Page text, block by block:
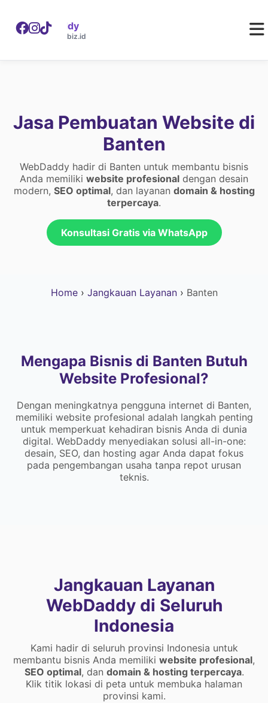
W WebDaddy
webdaddy.biz.id
Jasa Pembuatan Website di
Banten
WebDaddy hadir di Banten untuk membantu bisnis
Anda memiliki website profesional dengan desain
modern, SEO optimal, dan layanan domain & hosting
terpercaya.
Konsultasi Gratis via WhatsApp
Home› Jangkauan Layanan› Banten
Mengapa Bisnis di Banten Butuh
Website Profesional?
Dengan meningkatnya pengguna internet di Banten,
memiliki website profesional adalah langkah penting
untuk memperkuat kehadiran bisnis Anda di dunia
digital. WebDaddy menyediakan solusi all-in-one:
desain, SEO, dan hosting agar Anda dapat fokus
pada pengembangan usaha tanpa repot urusan
teknis.
Jangkauan Layanan
WebDaddy di Seluruh
Indonesia
Kami hadir di seluruh provinsi Indonesia untuk
membantu bisnis Anda memiliki website profesional,
SEO optimal, dan domain & hosting terpercaya.
Klik titik lokasi di peta untuk membuka halaman
provinsi kami.